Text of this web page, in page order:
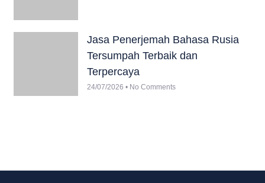
Jasa Penerjemah Bahasa Rusia
Tersumpah Terbaik dan
Terpercaya
24/07/2026 No Comments